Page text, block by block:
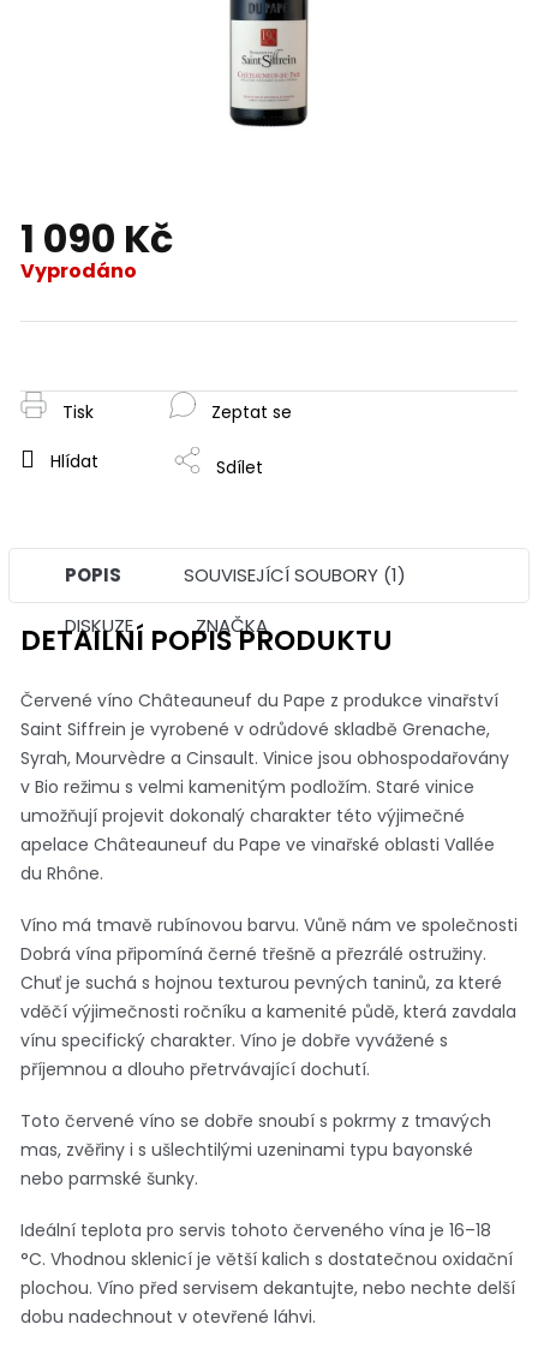
1 090 Kč
Vyprodáno
Tisk
Zeptat se
Hlídat Sdílet
POPIS
SOUVISEJÍCÍ SOUBORY (1)
DISKUZE
ZNAČKA
DETAILNÍ POPIS PRODUKTU
Červené víno Châteauneuf du Pape z produkce vinařství
Saint Siffrein je vyrobené v odrůdové skladbě Grenache,
Syrah, Mourvèdre a Cinsault. Vinice jsou obhospodařovány
v Bio režimu s velmi kamenitým podložím. Staré vinice
umožňují projevit dokonalý charakter této výjimečné
apelace Châteauneuf du Pape ve vinařské oblasti Vallée
du Rhône.
Víno má tmavě rubínovou barvu. Vůně nám ve společnosti
Dobrá vína připomíná černé třešně a přezrálé ostružiny.
Chuť je suchá s hojnou texturou pevných taninů, za které
vděčí výjimečnosti ročníku a kamenité půdě, která zavdala
vínu specifický charakter. Víno je dobře vyvážené s
příjemnou a dlouho přetrvávající dochutí.
Toto červené víno se dobře snoubí s pokrmy z tmavých
mas, zvěřiny i s ušlechtilými uzeninami typu bayonské
nebo parmské šunky.
Ideální teplota pro servis tohoto červeného vína je 16–18
°C. Vhodnou sklenicí je větší kalich s dostatečnou oxidační
plochou. Víno před servisem dekantujte, nebo nechte delší
dobu nadechnout v otevřené láhvi.